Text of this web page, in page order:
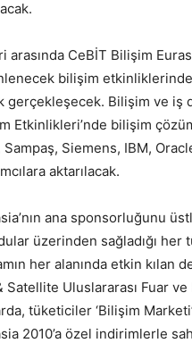
arasında CeBİT Bilişim
bilişim
gerçekleşecek. Bilişim ve iş
Etkinlikleri’nde bilişim
Sampaş, Siemens, IBM,
aktarılacak.
ana sponsorluğunu
üzerinden sağladığı
her alanında etkin kılan
Uluslararası Fuar ve
tüketiciler ‘Bilişim
2010’a özel indirimlerle